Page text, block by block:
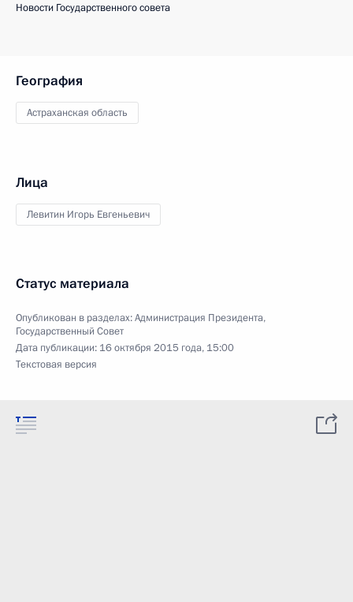
Новости Государственного совета
География
Астраханская область
Лица
Левитин Игорь Евгеньевич
Статус материала
Опубликован в разделах:Администрация Президента,
Государственный Совет
Дата публикации: 16 октября 2015 года, 15:00
Текстовая версия